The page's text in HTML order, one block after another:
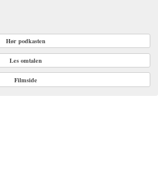
Hør podkasten
Les omtalen
Filmside